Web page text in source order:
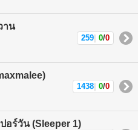
าน
259 0/0
1438 0/0
อร์วัน (Sleeper 1)